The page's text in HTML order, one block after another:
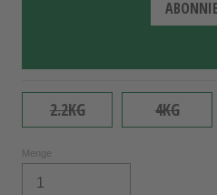
2.2KG 4KG
Menge